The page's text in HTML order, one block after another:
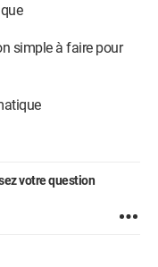
simple à faire pour
votre question